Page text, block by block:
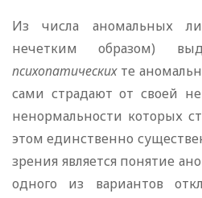
Из числа аномальных
нечетким образом)
психопатическихте
сами страдают от своей
ненормальности которых
этом единственно
зрения является понятие
одного из вариантов